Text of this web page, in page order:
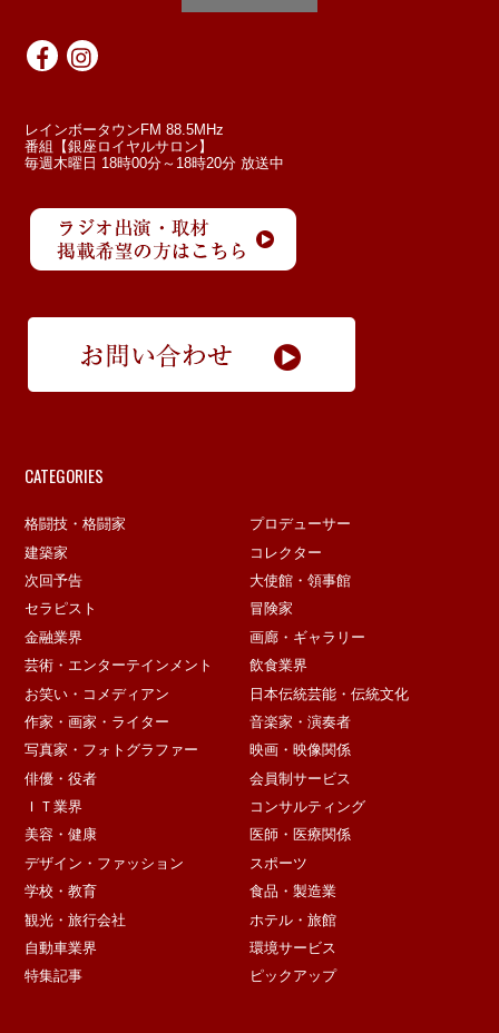
レインボータウンFM 88.5MHz
番組【銀座ロイヤルサロン】
毎週木曜日 18時00分～18時20分 放送中
CATEGORIES
格闘技・格闘家
プロデューサー
建築家
コレクター
次回予告
大使館・領事館
セラピスト
冒険家
金融業界
画廊・ギャラリー
芸術・エンターテインメント
飲食業界
お笑い・コメディアン
日本伝統芸能・伝統文化
作家・画家・ライター
音楽家・演奏者
写真家・フォトグラファー
映画・映像関係
俳優・役者
会員制サービス
ＩＴ業界
コンサルティング
美容・健康
医師・医療関係
デザイン・ファッション
スポーツ
学校・教育
食品・製造業
観光・旅行会社
ホテル・旅館
自動車業界
環境サービス
特集記事
ピックアップ